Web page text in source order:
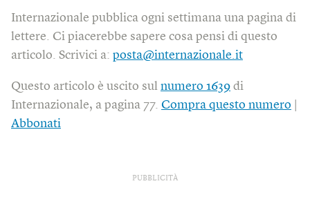
Internazionale pubblica ogni settimana una pagina di
lettere. Ci piacerebbe sapere cosa pensi di questo
articolo. Scrivici a: posta@internazionale.it
Questo articolo è uscito sul numero 1639 di
Internazionale, a pagina 77. Compra questo numero
Abbonati
PUBBLICITÀ